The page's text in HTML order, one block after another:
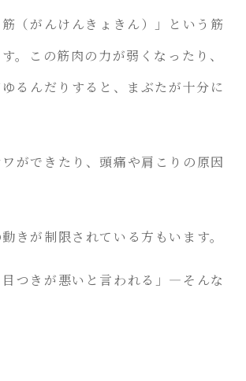
（がんけんきょきん）」という筋
。この筋肉の力が弱くなったり、
るんだりすると、まぶたが十分に
ができたり、頭痛や肩こりの原因
きが制限されている方もいます。
つきが悪いと言われる」―そんな